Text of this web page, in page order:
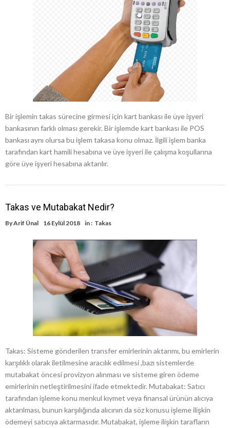
Bir işlemin takas sürecine girmesi için kart bankası ile üye işyeri
bankasının farklı olması gerekir. Bir işlemde kart bankası ile POS
bankası aynı olursa bu işlem takasa konu olmaz. İlgili işlem banka
tarafından kart hamili hesabına ve üye işyeri ile çalışma koşullarına
göre üye işyeri hesabına aktarılır.
Takas ve Mutabakat Nedir?
ByArif Ünal 16 Eylül 2018 in : Takas
Takas: Sisteme gönderilen transfer emirlerinin aktarımı, bu emirlerin
karşılıklı olarak iletilmesine aracılık edilmesi ,bazı sistemlerde
mutabakat öncesi provizyon alınması ve sisteme giren ödeme
emirlerinin netleştirilmesini ifade etmektedir. Mutabakat: Satıcı
tarafından işleme konu menkul kıymet veya finansal ürünün alıcıya
aktarılması, bunun karşılığında alıcının da söz konusu işleme ilişkin
ödemeyi satıcıya aktarmasıdır. Mutabakat, işleme ilişkin tarafların